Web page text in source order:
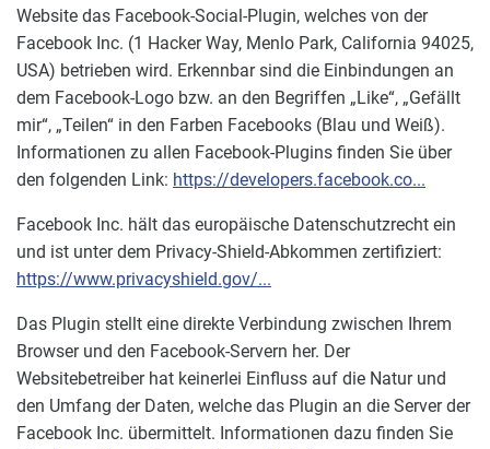
Website das Facebook-Social-Plugin, welches von der
Facebook Inc. (1 Hacker Way, Menlo Park, California 94025,
USA) betrieben wird. Erkennbar sind die Einbindungen an
dem Facebook-Logo bzw. an den Begriffen „Like“, „Gefällt
mir“, „Teilen“ in den Farben Facebooks (Blau und Weiß).
Informationen zu allen Facebook-Plugins finden Sie über
den folgenden Link: https://developers.facebook.co...
Facebook Inc. hält das europäische Datenschutzrecht ein
und ist unter dem Privacy-Shield-Abkommen zertifiziert:
https://www.privacyshield.gov/...
Das Plugin stellt eine direkte Verbindung zwischen Ihrem
Browser und den Facebook-Servern her. Der
Websitebetreiber hat keinerlei Einfluss auf die Natur und
den Umfang der Daten, welche das Plugin an die Server der
Facebook Inc. übermittelt. Informationen dazu finden Sie